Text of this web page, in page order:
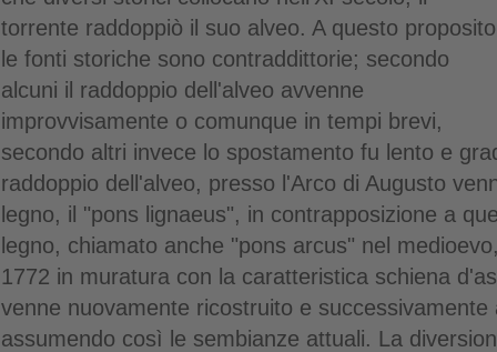
torrente raddoppiò il suo alveo. A questo proposito
le fonti storiche sono contraddittorie; secondo
alcuni il raddoppio dell'alveo avvenne
improvvisamente o comunque in tempi brevi,
secondo altri invece lo spostamento fu lento e
raddoppio dell'alveo, presso l'Arco di Augusto
legno, il "pons lignaeus", in contrapposizione a
legno, chiamato anche "pons arcus" nel
1772 in muratura con la caratteristica schiena
venne nuovamente ricostruito e
assumendo così le sembianze attuali. La